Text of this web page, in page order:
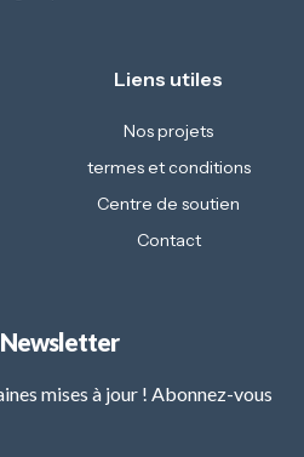
Liens utiles
Nos projets
termes et conditions
Centre de soutien
Contact
Newsletter
mises à jour ! Abonnez-vous